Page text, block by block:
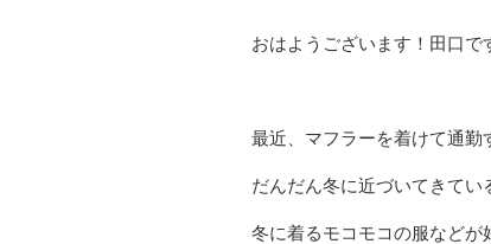
おはようございます！田口で
最近、マフラーを着けて通勤
だんだん冬に近づいてきてい
冬に着るモコモコの服など